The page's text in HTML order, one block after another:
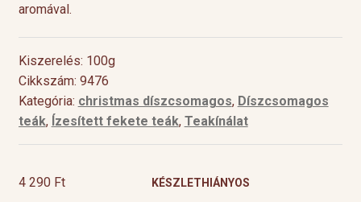
aromával.
Kiszerelés: 100g
Cikkszám: 9476
Kategória: christmas díszcsomagos, Díszcsomagos
teák, Ízesített fekete teák, Teakínálat
4 290 Ft KÉSZLETHIÁNYOS